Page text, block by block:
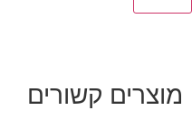
מוצרים קשורים